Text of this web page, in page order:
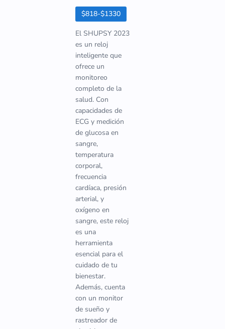
$818-$1330
El SHUPSY 2023
es un reloj
inteligente que
ofrece un
monitoreo
completo de la
salud. Con
capacidades de
ECG y medición
de glucosa en
sangre,
temperatura
corporal,
frecuencia
cardíaca, presión
arterial, y
oxígeno en
sangre, este reloj
es una
herramienta
esencial para el
cuidado de tu
bienestar.
Además, cuenta
con un monitor
de sueño y
rastreador de